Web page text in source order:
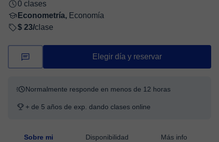
0 clases
Econometría, Economía
$ 23/clase
Elegir día y reservar
Normalmente responde en menos de 12 horas
+ de 5 años de exp. dando clases online
Sobre mi Disponibilidad Más info